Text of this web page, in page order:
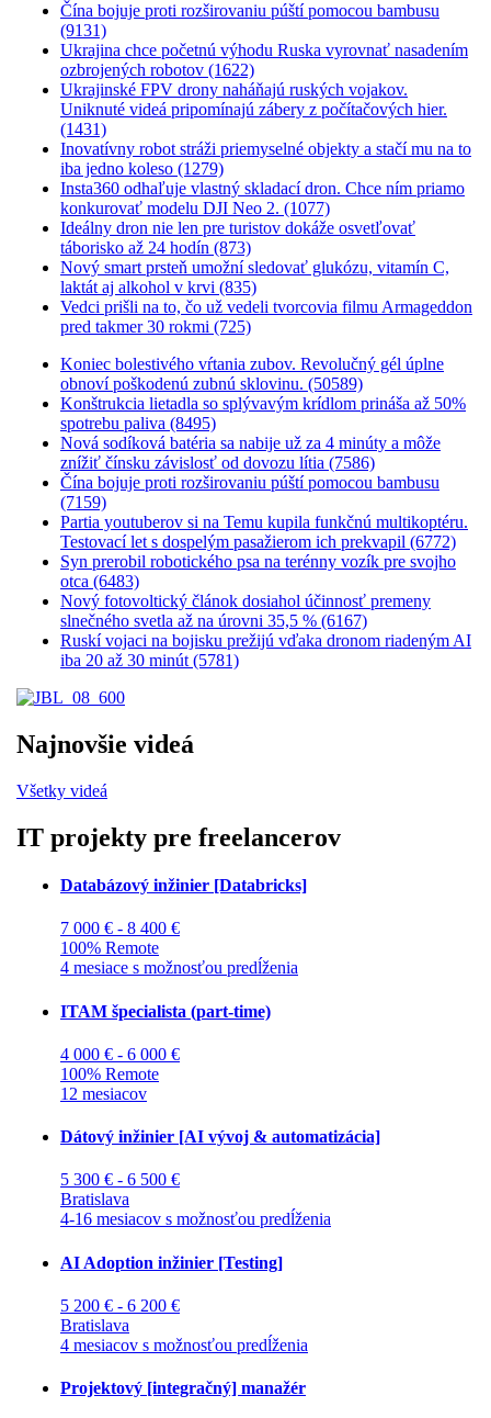
Čína bojuje proti rozširovaniu púští pomocou bambusu
(9131)
Ukrajina chce početnú výhodu Ruska vyrovnať nasadením
ozbrojených robotov (1622)
Ukrajinské FPV drony naháňajú ruských vojakov.
Uniknuté videá pripomínajú zábery z počítačových hier.
(1431)
Inovatívny robot stráži priemyselné objekty a stačí mu na to
iba jedno koleso (1279)
Insta360 odhaľuje vlastný skladací dron. Chce ním priamo
konkurovať modelu DJI Neo 2. (1077)
Ideálny dron nie len pre turistov dokáže osvetľovať
táborisko až 24 hodín (873)
Nový smart prsteň umožní sledovať glukózu, vitamín C,
laktát aj alkohol v krvi (835)
Vedci prišli na to, čo už vedeli tvorcovia filmu Armageddon
pred takmer 30 rokmi (725)
Koniec bolestivého vŕtania zubov. Revolučný gél úplne
obnoví poškodenú zubnú sklovinu. (50589)
Konštrukcia lietadla so splývavým krídlom prináša až 50%
spotrebu paliva (8495)
Nová sodíková batéria sa nabije už za 4 minúty a môže
znížiť čínsku závislosť od dovozu lítia (7586)
Čína bojuje proti rozširovaniu púští pomocou bambusu
(7159)
Partia youtuberov si na Temu kupila funkčnú multikoptéru.
Testovací let s dospelým pasažierom ich prekvapil (6772)
Syn prerobil robotického psa na terénny vozík pre svojho
otca (6483)
Nový fotovoltický článok dosiahol účinnosť premeny
slnečného svetla až na úrovni 35,5 % (6167)
Ruskí vojaci na bojisku prežijú vďaka dronom riadeným AI
iba 20 až 30 minút (5781)
Najnovšie videá
Všetky videá
IT projekty pre freelancerov
Databázový inžinier [Databricks]
7 000 € - 8 400 €
100% Remote
4 mesiace s možnosťou predĺženia
ITAM špecialista (part-time)
4 000 € - 6 000 €
100% Remote
12 mesiacov
Dátový inžinier [AI vývoj & automatizácia]
5 300 € - 6 500 €
Bratislava
4-16 mesiacov s možnosťou predĺženia
AI Adoption inžinier [Testing]
5 200 € - 6 200 €
Bratislava
4 mesiacov s možnosťou predĺženia
Projektový [integračný] manažér